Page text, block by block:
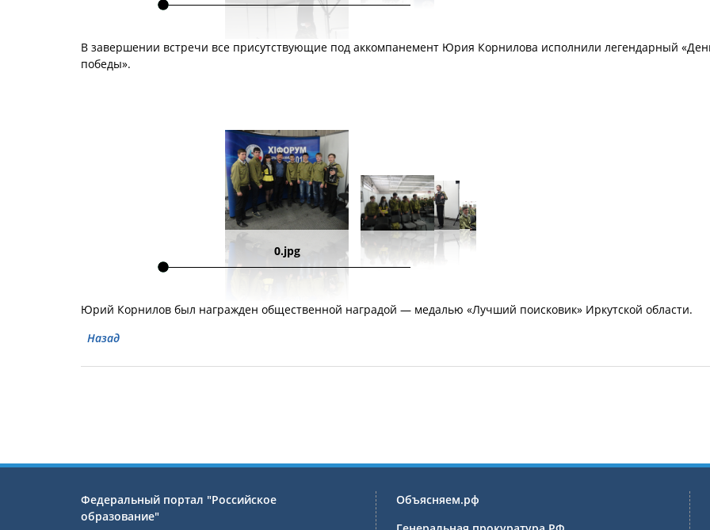
В завершении встречи все присутствующие под аккомпанемент Юрия Корнилова исполнили легендарный
победы».
0.jpg
Юрий Корнилов был награжден общественной наградой — медалью «Лучший поисковик» Иркутской области.
Назад
Федеральный портал "Российское
образование"
Объясняем.рф